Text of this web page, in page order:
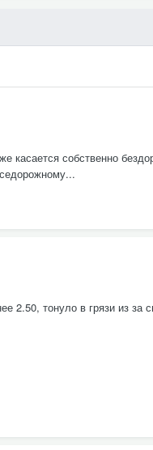
касается собственно
2.50, тонуло в грязи из за